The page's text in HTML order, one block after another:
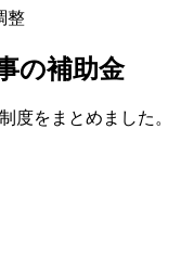
整
の補助金
度をまとめました。